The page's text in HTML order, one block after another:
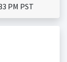
PM PST